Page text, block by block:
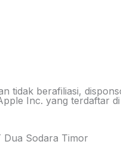
tidak berafiliasi,
Inc. yang terdaftar
Dua Sodara Timor